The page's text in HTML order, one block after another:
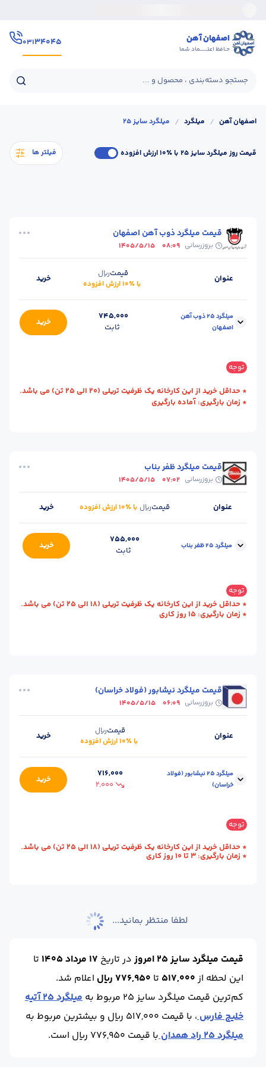
اصفهان آهن
حـافظ اعتــــــماد شما
۳۴۰۴۵۰۳۱
جستجو دسته‌بندی ، محصول و ...
اصفهان آهن / میلگرد / میلگرد سایز 25
فیلتر ها قیمت روز میلگرد سایز 25 با ٪۱۰ ارزش افزوده
قیمت میلگرد ذوب آهن اصفهان
بروزرسانی 08:09
1405/5/15
عنوان قیمتریال
با ٪۱۰ ارزش افزوده
خرید
میلگرد 25 ذوب آهن
اصفهان
745,000
ثابت
خرید
سایز :
واحد :کیلوگرم
توجه
* حداقل خرید از این کارخانه یک ظرفیت تریلی (20 الی 25 تن) می باشد.
* زمان بارگیری: آماده بارگیری
قیمت میلگرد ظفر بناب
بروزرسانی 07:02
1405/5/15
عنوان قیمتریال با ٪۱۰ ارزش افزوده خرید
میلگرد 25 ظفر بناب
755,000
ثابت
خرید
سایز :
استاندارد :A3
توجه
* حداقل خرید از این کارخانه یک ظرفیت تریلی (18 الی 25 تن) می باشد.
* زمان بارگیری: 15 روز کاری
قیمت میلگرد نیشابور (فولاد خراسان)
بروزرسانی 06:09
1405/5/15
عنوان قیمتریال
با ٪۱۰ ارزش افزوده
خرید
میلگرد 25 نیشابور (فولاد
خراسان)
716,000
2,000
خرید
سایز :
وزن شاخه (kg) :
46.2
توجه
* حداقل خرید از این کارخانه یک ظرفیت تریلی (18 الی 25 تن) می باشد.
* زمان بارگیری: 3 تا 10 روز کاری
لطفا منتظر بمانید...
قیمت میلگرد سایز 25 امروز در تاریخ 17 مرداد 1405
تا
این لحظه از517,000 تا 776,950 ریال
اعلام شد.
کم‌ترین قیمت میلگرد سایز 25 مربوط به
میلگرد 25 آتیه
خلیج فارس، با قیمت 517,000 ریال و بیشترین مربوط به
میلگرد 25 راد همدان
با قیمت 776,950 ریال است.